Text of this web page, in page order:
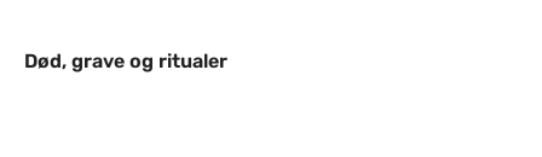
Død, grave og ritualer